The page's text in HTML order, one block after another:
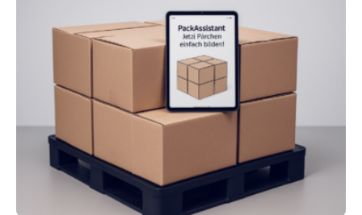
Die zugrunde liegende Methodik lässt sich auf alle
anderen Maschinen übertragen. Eine Falzmaschine
umzurüsten ist ein Job für echte Profis. Eine solche
Maschine faltet in Druckereien Broschüren, Prospekte,
Landkarten und vieles mehr – mehrere Zehntausend
Exemplare pro Stunde. Je nach Maschinentyp und
Auftrag kann das Umrüsten…